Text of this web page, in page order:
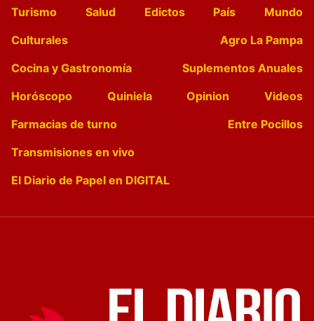
Turismo
Salud Edictos País
Mundo
Culturales
Agro La Pampa
Cocina y Gastronomía
Suplementos Anuales
Horóscopo
Quiniela Opinion
Videos
Farmacias de turno
Entre Pocillos
Transmisiones en vivo
El Diario de Papel en DIGITAL